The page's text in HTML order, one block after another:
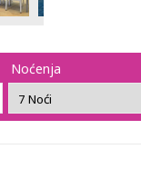
Noćenja